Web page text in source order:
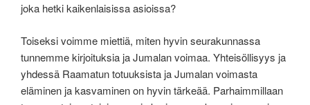
joka hetki kaikenlaisissa asioissa?
Toiseksi voimme miettiä, miten hyvin seurakunnassa
tunnemme kirjoituksia ja Jumalan voimaa. Yhteisöllisyys ja
yhdessä Raamatun totuuksista ja Jumalan voimasta
eläminen ja kasvaminen on hyvin tärkeää. Parhaimmillaan